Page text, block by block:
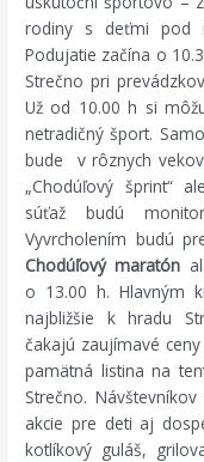
rodiny s deťmi pod
Podujatie začína o
Strečno pri
Už od 10.00 h si
netradičný šport.
bude v rôznych
„Chodúľový šprint“
súťaž budú
Vyvrcholením budú
Chodúľový maratón
o 13.00 h.Hlavným
najbližšie k hradu
čakajú zaujímavé
pamätná listina na
Strečno.
akcie pre deti aj
kotlíkový guláš,